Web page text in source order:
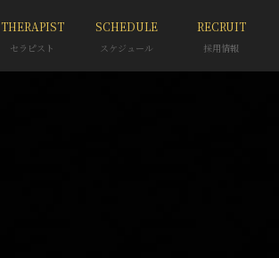
THERAPIST
セラピスト
SCHEDULE
スケジュール
RECRUIT
採用情報